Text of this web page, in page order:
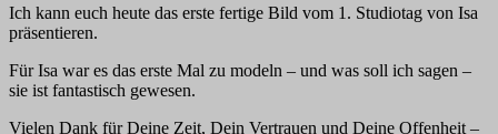
Ich kann euch heute das erste fertige Bild vom 1. Studiotag von Isa
präsentieren.
Für Isa war es das erste Mal zu modeln – und was soll ich sagen –
sie ist fantastisch gewesen.
Vielen Dank für Deine Zeit, Dein Vertrauen und Deine Offenheit –